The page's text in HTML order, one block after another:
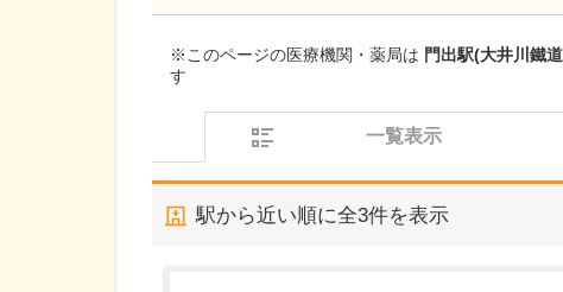
※このページの医療機関・薬局は 門出駅(大井川鐵
す
一覧表示
駅から近い順に全3件を表示